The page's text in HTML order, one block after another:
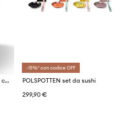
POLSPOTTEN contenitore con copperchio M
-15%* con codice OFF
POLSPOTTEN set da sushi
299,90 €